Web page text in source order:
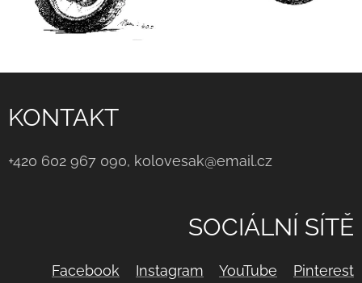
KONTAKT
+420 602 967 090, kolovesak@email.cz
SOCIÁLNÍ SÍTĚ
Facebook Instagram YouTube Pinterest